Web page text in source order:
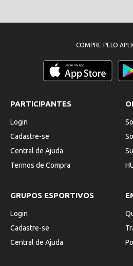
PARTICIPANTES
Login
Cadastre-se
Central de Ajuda
Termos de Compra
GRUPOS ESPORTIVOS
Login
Cadastre-se
Central de Ajuda
COMPRE PELO